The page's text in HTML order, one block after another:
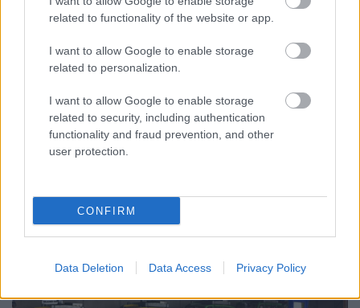
related to functionality of the website or app.
I want to allow Google to enable storage
related to personalization.
I want to allow Google to enable storage
related to security, including authentication
functionality and fraud prevention, and other
user protection.
CONFIRM
Data Deletion Data Access Privacy Policy
A csoport egyik kabinjának futóműve közelről: a
lejjebb található vonókötél pedig a mozgatásért
felelős. A kép jobb szélén lévő, sínre szerelt kerék a
vonókötelet terelő görgők egyike (ski.inmontanis.info